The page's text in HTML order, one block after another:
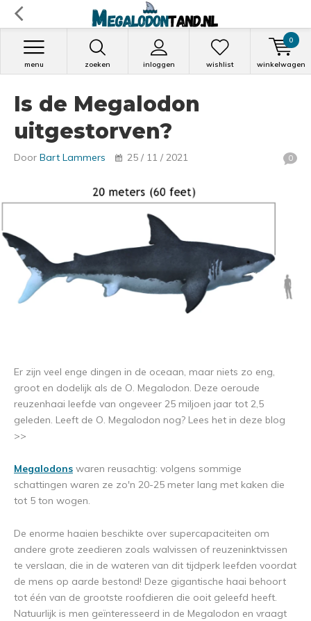
zoeken inloggen
menu wishlist winkelwagen
0
Is de Megalodon
uitgestorven?
Door Bart Lammers 25 / 11 / 2021 0
Er zijn veel enge dingen in de oceaan, maar niets zo eng,
groot en dodelijk als de O. Megalodon. Deze oeroude
reuzenhaai leefde van ongeveer 25 miljoen jaar tot 2,5
geleden. Leeft de O. Megalodon nog? Lees het in deze blog
>>
Megalodons waren reusachtig: volgens sommige
schattingen waren ze zo'n 20-25 meter lang met kaken die
tot 5 ton wogen.
De enorme haaien beschikte over supercapaciteiten om
andere grote zeedieren zoals walvissen of reuzeninktvissen
te verslaan, die in de wateren van dit tijdperk leefden voordat
de mens op aarde bestond! Deze gigantische haai behoort
tot één van de grootste roofdieren die ooit geleefd heeft.
Natuurlijk is men geïnteresseerd in de Megalodon en vraagt